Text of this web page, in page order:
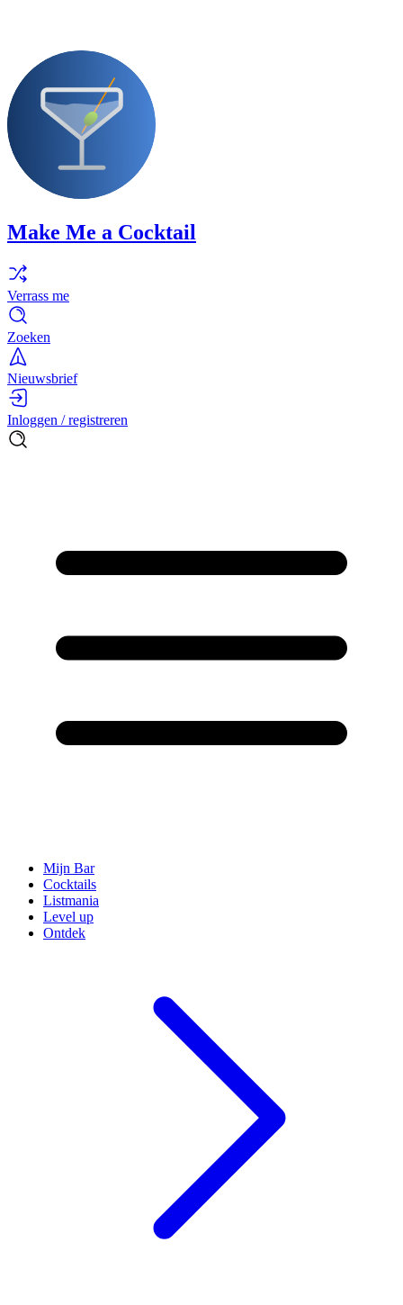
Make Me a Cocktail
Verrass me
Zoeken
Nieuwsbrief
Inloggen / registreren
Mijn Bar
Cocktails
Listmania
Level up
Ontdek